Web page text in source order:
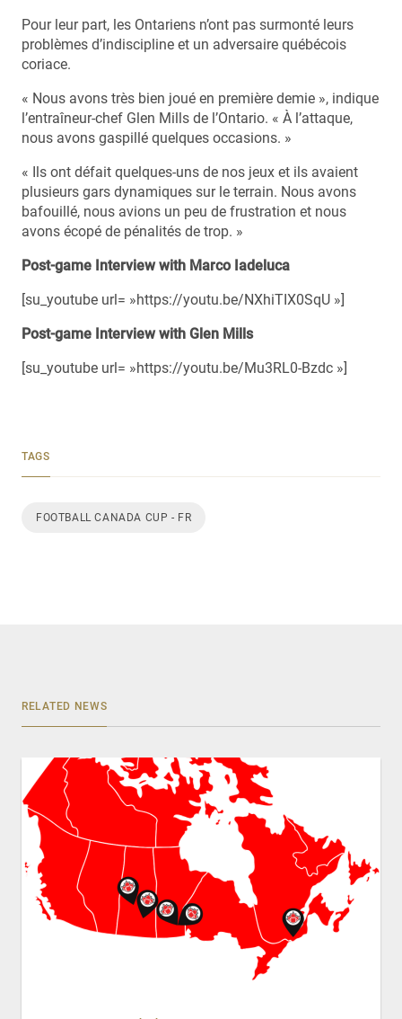
Pour leur part, les Ontariens n’ont pas surmonté leurs
problèmes d’indiscipline et un adversaire québécois
coriace.
« Nous avons très bien joué en première demie », indique
l’entraîneur-chef Glen Mills de l’Ontario. « À l’attaque,
nous avons gaspillé quelques occasions. »
« Ils ont défait quelques-uns de nos jeux et ils avaient
plusieurs gars dynamiques sur le terrain. Nous avons
bafouillé, nous avions un peu de frustration et nous
avons écopé de pénalités de trop. »
Post-game Interview with Marco Iadeluca
[su_youtube url= »https://youtu.be/NXhiTIX0SqU »]
Post-game Interview with Glen Mills
[su_youtube url= »https://youtu.be/Mu3RL0-Bzdc »]
TAGS
FOOTBALL CANADA CUP - FR
RELATED NEWS